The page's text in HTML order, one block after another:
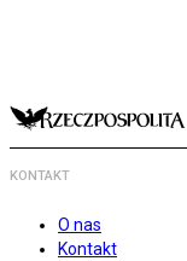
KONTAKT
O nas
Kontakt